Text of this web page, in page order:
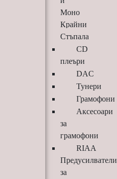
Моно
Крайни
Стъпала
CD
плеъри
DAC
Тунери
Грамофони
Аксесоари
за
грамофони
RIAA
Предусилватели
за